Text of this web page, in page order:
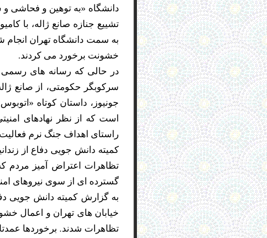
دانشگاه «به توهین و فحاشی و
تشییع جنازه صانع ژاله، با
به سمت دانشگاه تهران انجام
خشونت برخورد می کردند.
در حالی که رسانه‌ های رسمی
سرکوبگر حکومتی، از صانع
است که از نظر نهادهای
راستای اهداف جنگ نرم
گسترده ای از سوی نیروهای
به گزارش کمیته دانش جویی
خیابان های تهران و اعمال
تظاهرات شدند. برخوردها